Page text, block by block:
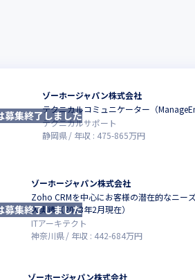
ゾーホージャパン株式会社
テクニカルコミュニケーター（
テクニカルサポート
静岡県
年収 : 475-865万円
募集終了しました
ゾーホージャパン株式会社
Zoho CRMを中心にお客様の潜在的なニー
入実績（2023年2月現在）
ITアーキテクト
神奈川県
年収 : 442-684万円
募集終了しました
ゾーホージャパン株式会社